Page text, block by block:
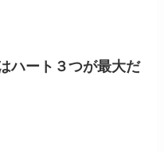
ハート３つが最大だ